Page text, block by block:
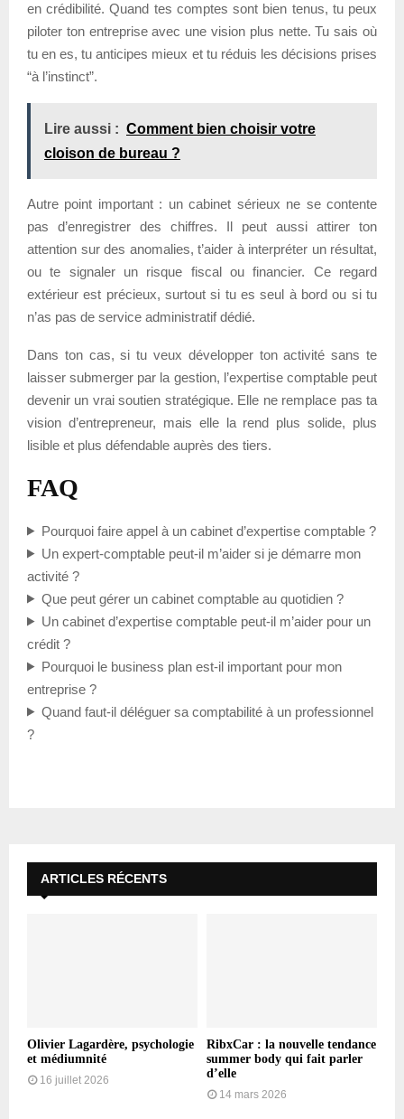
en crédibilité. Quand tes comptes sont bien tenus, tu peux
piloter ton entreprise avec une vision plus nette. Tu sais où
tu en es, tu anticipes mieux et tu réduis les décisions prises
“à l’instinct”.
Lire aussi : Comment bien choisir votre
cloison de bureau ?
Autre point important : un cabinet sérieux ne se contente
pas d’enregistrer des chiffres. Il peut aussi attirer ton
attention sur des anomalies, t’aider à interpréter un résultat,
ou te signaler un risque fiscal ou financier. Ce regard
extérieur est précieux, surtout si tu es seul à bord ou si tu
n’as pas de service administratif dédié.
Dans ton cas, si tu veux développer ton activité sans te
laisser submerger par la gestion, l’expertise comptable peut
devenir un vrai soutien stratégique. Elle ne remplace pas ta
vision d’entrepreneur, mais elle la rend plus solide, plus
lisible et plus défendable auprès des tiers.
FAQ
Pourquoi faire appel à un cabinet d’expertise comptable ?
Un expert-comptable peut-il m’aider si je démarre mon
activité ?
Que peut gérer un cabinet comptable au quotidien ?
Un cabinet d’expertise comptable peut-il m’aider pour un
crédit ?
Pourquoi le business plan est-il important pour mon
entreprise ?
Quand faut-il déléguer sa comptabilité à un professionnel
?
ARTICLES RÉCENTS
Olivier Lagardère, psychologie
et médiumnité
16 juillet 2026
RibxCar : la nouvelle tendance
summer body qui fait parler
d’elle
14 mars 2026